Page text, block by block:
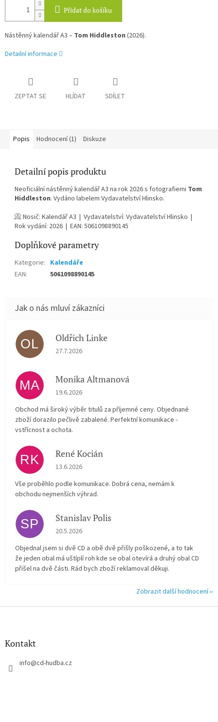
Přidat do košíku
Nástěnný kalendář A3 – Tom Hiddleston (2026).
Detailní informace
ZEPTAT SE HLÍDAT SDÍLET
Popis Hodnocení (1) Diskuze
Detailní popis produktu
Neoficiální nástěnný kalendář A3 na rok 2026 s fotografiemi Tom
Hiddleston. Vydáno labelem Vydavatelství Hlinsko.
📀 Nosič: Kalendář A3 | Vydavatelství: Vydavatelství Hlinsko |
Rok vydání: 2026 | EAN: 5061098890145
Doplňkové parametry
Kategorie: Kalendáře
EAN: 5061098890145
OL Oldřich Linke
Hodnocení obchodu je 5 z 5 hvězdiček.
27.7.2026
MA Monika Altmanová
Hodnocení obchodu je 5 z 5 hvězdiček.
19.6.2026
Obchod má široký výběr titulů za příjemné ceny. Objednané
zboží dorazilo pečlivě zabalené. Perfektní komunikace -
vstřícnost a ochota.
RK René Kocián
Hodnocení obchodu je 5 z 5 hvězdiček.
13.6.2026
Vše proběhlo podle komunikace. Dobrá cena, nemám k
obchodu nejmenších výhrad.
SP Stanislav Polis
Hodnocení obchodu je 2 z 5 hvězdiček.
20.5.2026
Objednal jsem si dvě CD a obě dvě přišly poškozené, a to tak
že jeden obal má uštíplí roh kde se obal otevírá a druhý obal CD
přišel na dvě části. Rád bych zboží reklamoval děkuji.
Zobrazit další hodnocení
Z
Kontakt
info@cd-hudba.cz